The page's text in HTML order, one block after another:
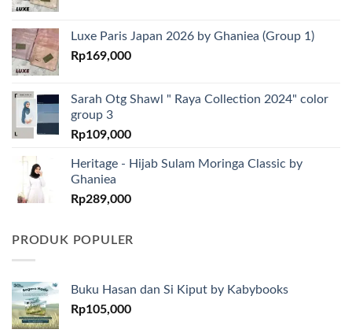
Luxe Paris Japan 2026 by Ghaniea (Group 1)
Rp169,000
Sarah Otg Shawl " Raya Collection 2024" color
group 3
Rp109,000
Heritage - Hijab Sulam Moringa Classic by
Ghaniea
Rp289,000
PRODUK POPULER
Buku Hasan dan Si Kiput by Kabybooks
Rp105,000